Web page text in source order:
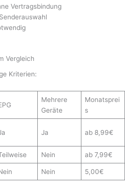
Vertragsbindung
Vergleich
Kriterien:
Mehrere
Geräte
Monatsprei
s
Ja ab 8,99€
Nein ab 7,99€
Nein 5,00€